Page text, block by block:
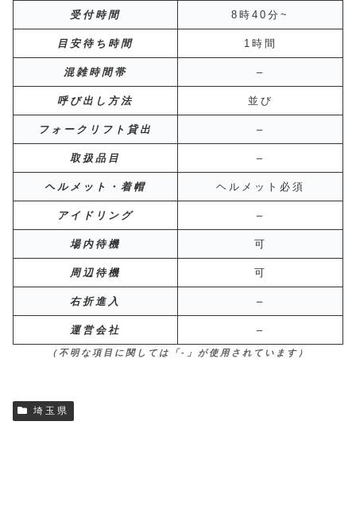
受付時間 8時40分~
目安待ち時間 1時間
混雑時間帯 –
呼び出し方法 並び
フォークリフト貸出 –
取扱品目 –
ヘルメット・着帽 ヘルメット必須
アイドリング –
場内待機 可
周辺待機 可
右折進入 –
運営会社 –
（不明な項目に関しては「-」が使用されています）
埼玉県